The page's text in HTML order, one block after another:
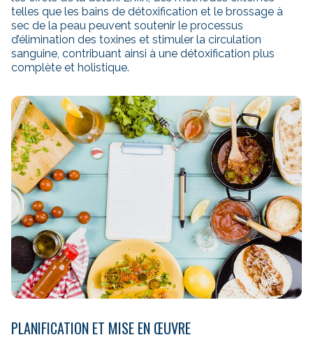
telles que les bains de détoxification et le brossage à
sec de la peau peuvent soutenir le processus
d’élimination des toxines et stimuler la circulation
sanguine, contribuant ainsi à une détoxification plus
complète et holistique.
PLANIFICATION ET MISE EN ŒUVRE